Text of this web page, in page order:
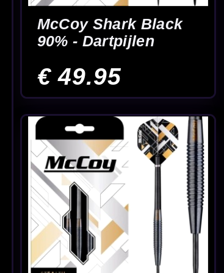
SERVICE & MAATWERK
Reparatie, ombouw en custom darts uit
Afgebroken punt verwijderen
Punt afgebroken in je barrel? Wij verwijderen ’m
zodat je pijlen weer bruikbaar zijn.